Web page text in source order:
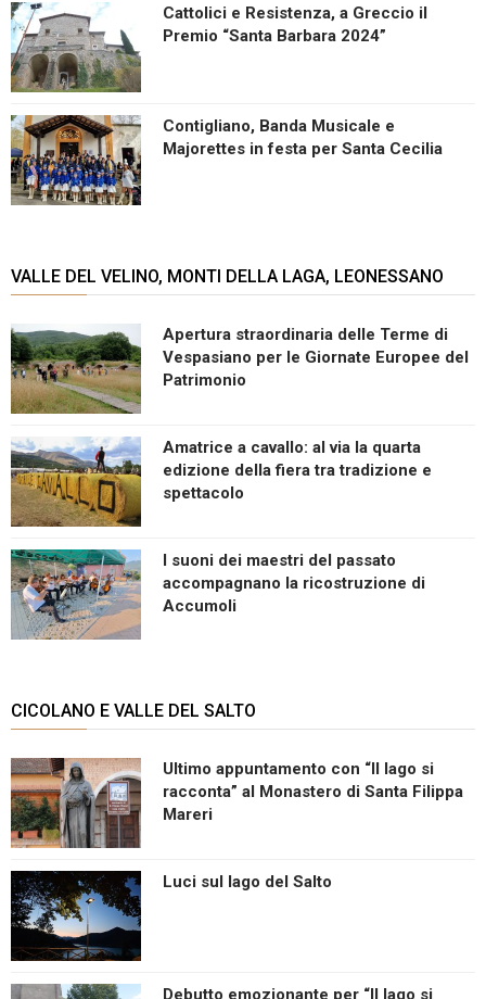
Cattolici e Resistenza, a Greccio il
Premio “Santa Barbara 2024”
Contigliano, Banda Musicale e
Majorettes in festa per Santa Cecilia
VALLE DEL VELINO, MONTI DELLA LAGA, LEONESSANO
Apertura straordinaria delle Terme di
Vespasiano per le Giornate Europee del
Patrimonio
Amatrice a cavallo: al via la quarta
edizione della fiera tra tradizione e
spettacolo
I suoni dei maestri del passato
accompagnano la ricostruzione di
Accumoli
CICOLANO E VALLE DEL SALTO
Ultimo appuntamento con “Il lago si
racconta” al Monastero di Santa Filippa
Mareri
Luci sul lago del Salto
Debutto emozionante per “Il lago si